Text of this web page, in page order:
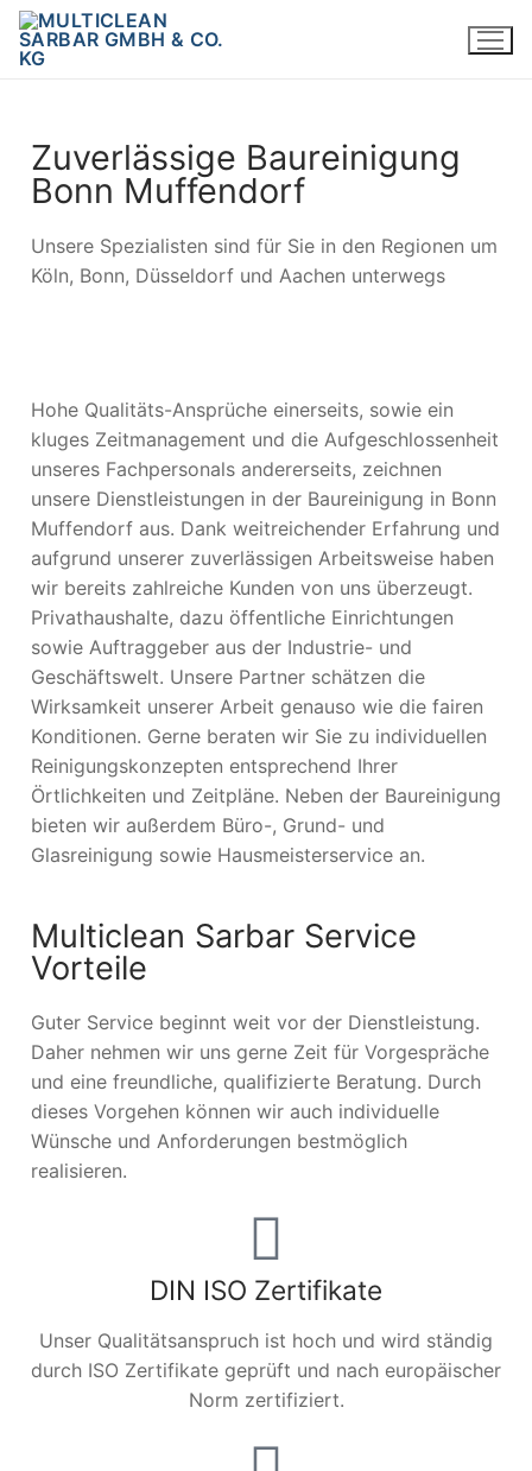
Zuverlässige Baureinigung
Bonn Muffendorf
Unsere Spezialisten sind für Sie in den Regionen um
Köln, Bonn, Düsseldorf und Aachen unterwegs
Hohe Qualitäts-Ansprüche einerseits, sowie ein
kluges Zeitmanagement und die Aufgeschlossenheit
unseres Fachpersonals andererseits, zeichnen
unsere Dienstleistungen in der Baureinigung in Bonn
Muffendorf aus. Dank weitreichender Erfahrung und
aufgrund unserer zuverlässigen Arbeitsweise haben
wir bereits zahlreiche Kunden von uns überzeugt.
Privathaushalte, dazu öffentliche Einrichtungen
sowie Auftraggeber aus der Industrie- und
Geschäftswelt. Unsere Partner schätzen die
Wirksamkeit unserer Arbeit genauso wie die fairen
Konditionen. Gerne beraten wir Sie zu individuellen
Reinigungskonzepten entsprechend Ihrer
Örtlichkeiten und Zeitpläne. Neben der Baureinigung
bieten wir außerdem Büro-, Grund- und
Glasreinigung sowie Hausmeisterservice an.
Multiclean Sarbar Service
Vorteile
Guter Service beginnt weit vor der Dienstleistung.
Daher nehmen wir uns gerne Zeit für Vorgespräche
und eine freundliche, qualifizierte Beratung. Durch
dieses Vorgehen können wir auch individuelle
Wünsche und Anforderungen bestmöglich
realisieren.
DIN ISO Zertifikate
Unser Qualitätsanspruch ist hoch und wird ständig
durch ISO Zertifikate geprüft und nach europäischer
Norm zertifiziert.